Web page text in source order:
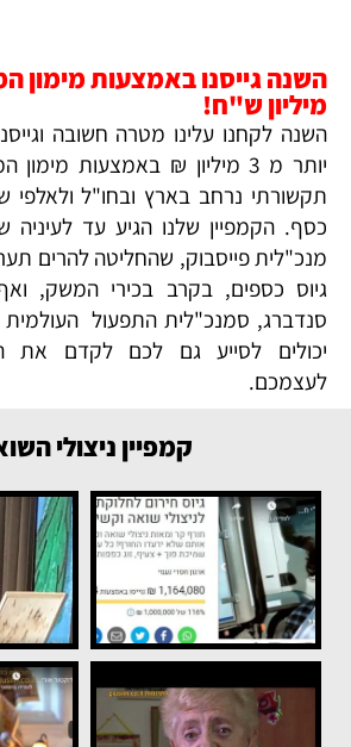
מיליון ש"ח!
השנה לקחנו עלינו מטרה חשובה
יותר מ 3 מיליון ₪ באמצעות
תקשורתי נרחב בארץ ובחו"ל ולאלפי
כסף. הקמפיין שלנו הגיע עד לעיניה
מנכ"לית פייסבוק, שהחליטה להרים
גיוס כספים, בקרב בכירי המשק,
סנדברג, סמנכ"לית התפעול העולמית
יכולים לסייע גם לכם לקדם את
לעצמכם.
קמפיין ניצולי